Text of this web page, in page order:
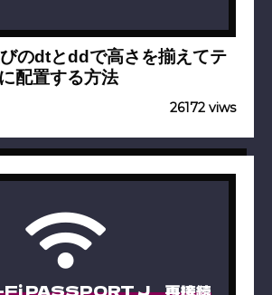
びのdtとddで高さを揃えてテ
配置する方法
26172 viws
PASSPORT J 再接続